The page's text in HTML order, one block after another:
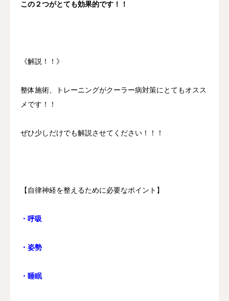
この２つがとても効果的です！！
《解説！！》
整体施術、トレーニングがクーラー病対策にとてもオスス
メです！！
ぜひ少しだけでも解説させてください！！！
【自律神経を整えるために必要なポイント】
・呼吸
・姿勢
・睡眠